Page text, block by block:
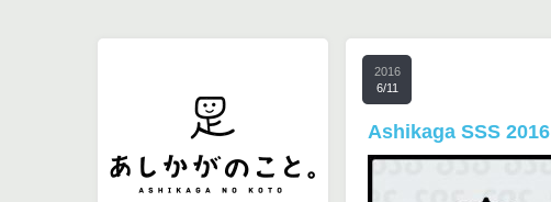
2016
6/11
Ashikaga SSS 2016